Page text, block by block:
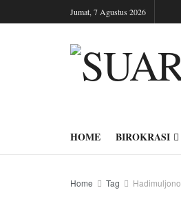
Jumat, 7 Agustus 2026
HOME BIROKRASI
Home Tag Hadimuljono